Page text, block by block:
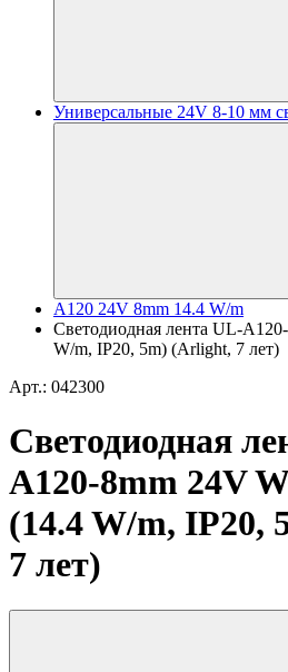
Универсальные 24V 8-10 мм
A120 24V 8mm 14.4 W/m
Светодиодная лента UL-
W/m, IP20, 5m) (Arlight, 7 лет)
Арт.: 042300
Светодиодная
A120-8mm 24V
(14.4 W/m, IP20,
7 лет)